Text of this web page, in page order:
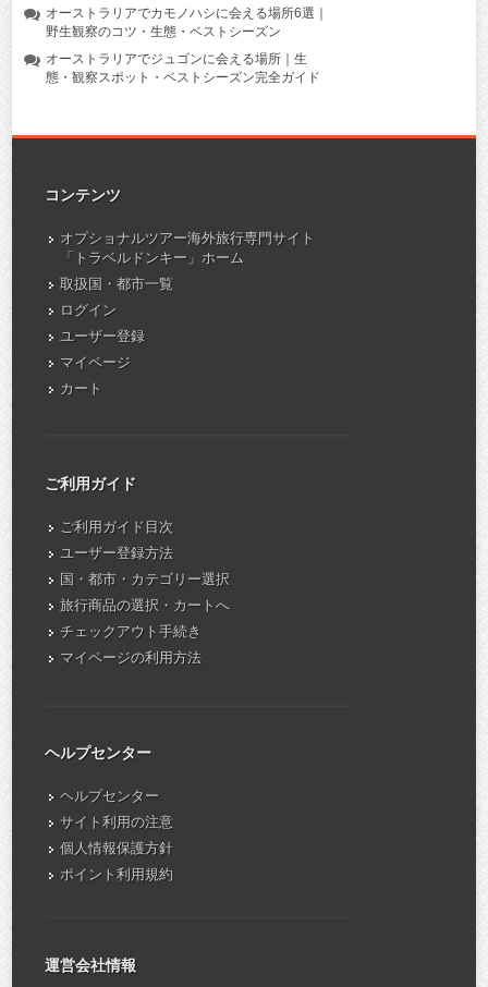
オーストラリアでカモノハシに会える場所6選｜
野生観察のコツ・生態・ベストシーズン
オーストラリアでジュゴンに会える場所｜生
態・観察スポット・ベストシーズン完全ガイド
コンテンツ
オプショナルツアー海外旅行専門サイト
「トラベルドンキー」ホーム
取扱国・都市一覧
ログイン
ユーザー登録
マイページ
カート
ご利用ガイド
ご利用ガイド目次
ユーザー登録方法
国・都市・カテゴリー選択
旅行商品の選択・カートへ
チェックアウト手続き
マイページの利用方法
ヘルプセンター
ヘルプセンター
サイト利用の注意
個人情報保護方針
ポイント利用規約
運営会社情報